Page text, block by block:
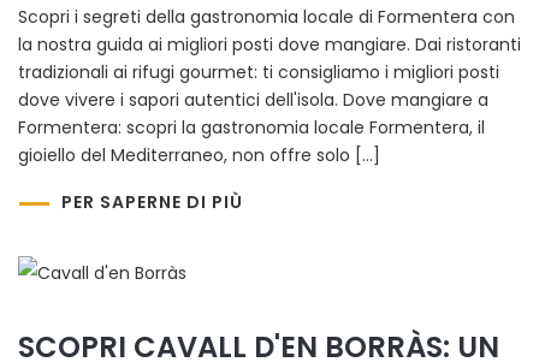
Scopri i segreti della gastronomia locale di Formentera con
la nostra guida ai migliori posti dove mangiare. Dai ristoranti
tradizionali ai rifugi gourmet: ti consigliamo i migliori posti
dove vivere i sapori autentici dell'isola. Dove mangiare a
Formentera: scopri la gastronomia locale Formentera, il
gioiello del Mediterraneo, non offre solo […]
PER SAPERNE DI PIÙ
SCOPRI CAVALL D'EN BORRÀS: UN